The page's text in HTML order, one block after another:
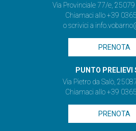
Via Provinciale 77/e, 25079
Chiamaci allo +39
o scrivici a
PRENOTA
PUNTO PRELIEVI
Via Pietro da Salò,
Chiamaci allo +39
PRENOTA